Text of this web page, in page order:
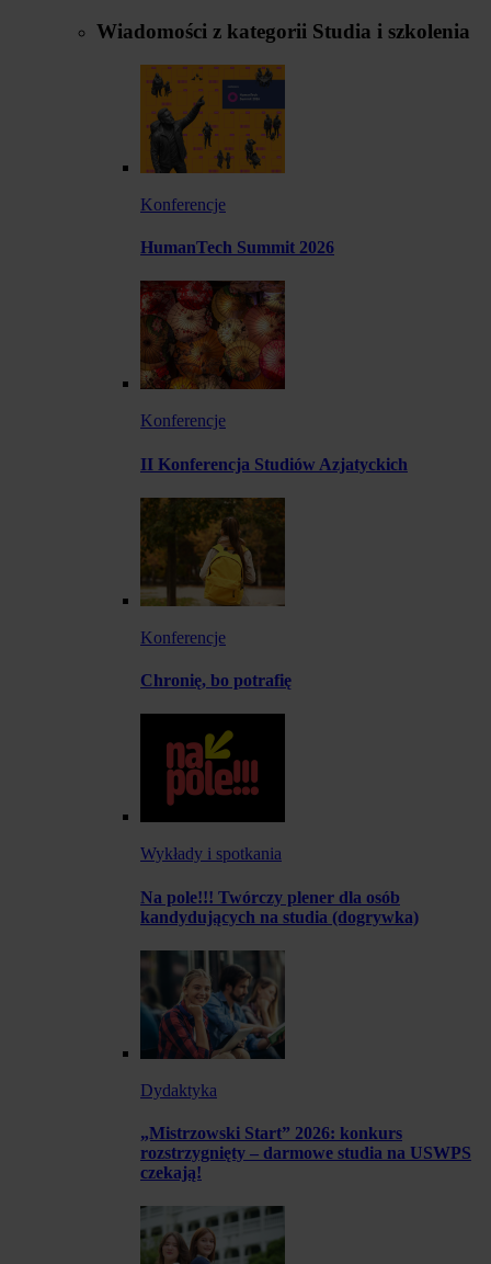
Wiadomości z kategorii Studia i szkolenia
Konferencje
HumanTech Summit 2026
Konferencje
II Konferencja Studiów Azjatyckich
Konferencje
Chronię, bo potrafię
Wykłady i spotkania
Na pole!!! Twórczy plener dla osób
kandydujących na studia (dogrywka)
Dydaktyka
„Mistrzowski Start” 2026: konkurs
rozstrzygnięty – darmowe studia na USWPS
czekają!